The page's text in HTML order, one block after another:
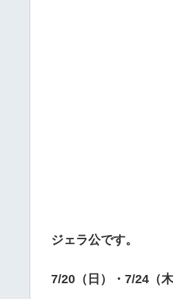
ジェラ公です。
7/20（日）・7/24（